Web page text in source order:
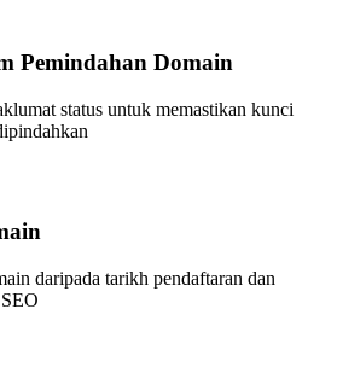
Pemindahan Domain
status untuk memastikan kunci
daripada tarikh pendaftaran dan